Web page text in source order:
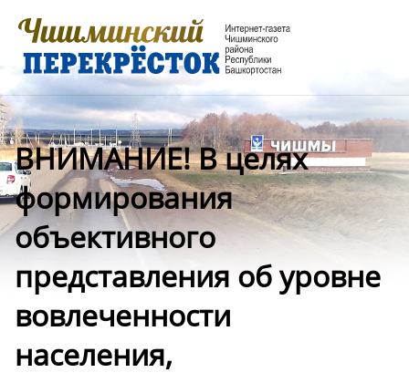
ВНИМАНИЕ! В целях
формирования
объективного
представления об уровне
вовлеченности
населения,